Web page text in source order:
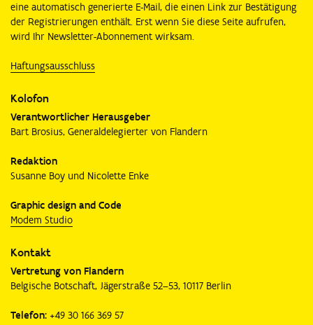
eine automatisch generierte E-Mail, die einen Link zur Bestätigung
der Registrierungen enthält. Erst wenn Sie diese Seite aufrufen,
wird Ihr Newsletter-Abonnement wirksam.
Haftungsausschluss
Kolofon
Verantwortlicher Herausgeber
Bart Brosius, Generaldelegierter von Flandern
Redaktion
Susanne Boy und Nicolette Enke
Graphic design and Code
Modem Studio
Kontakt
Vertretung von Flandern
Belgische Botschaft, Jägerstraße 52–53, 10117 Berlin
Telefon: +49 30 166 369 57